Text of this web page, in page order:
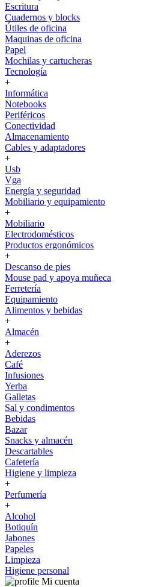
Escritura
Cuadernos y blocks
Útiles de oficina
Maquinas de oficina
Papel
Mochilas y cartucheras
Tecnología
+
Informática
Notebooks
Periféricos
Conectividad
Almacenamiento
Cables y adaptadores
+
Usb
Vga
Energía y seguridad
Mobiliario y equipamiento
+
Mobiliario
Electrodomésticos
Productos ergonómicos
+
Descanso de pies
Mouse pad y apoya muñeca
Ferretería
Equipamiento
Alimentos y bebidas
+
Almacén
+
Aderezos
Café
Infusiones
Yerba
Galletas
Sal y condimentos
Bebidas
Bazar
Snacks y almacén
Descartables
Cafetería
Higiene y limpieza
+
Perfumería
+
Alcohol
Botiquín
Jabones
Papeles
Limpieza
Higiene personal
Mi cuenta